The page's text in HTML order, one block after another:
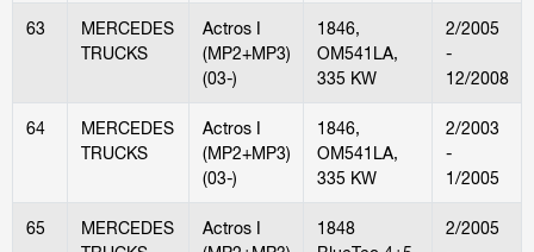
63
MERCEDES
TRUCKS
Actros I
(MP2+MP3)
(03-)
1846,
OM541LA,
335 KW
2/2005
-
12/2008
64
MERCEDES
TRUCKS
Actros I
(MP2+MP3)
(03-)
1846,
OM541LA,
335 KW
2/2003
-
1/2005
65
MERCEDES
Actros I
1848
2/2005